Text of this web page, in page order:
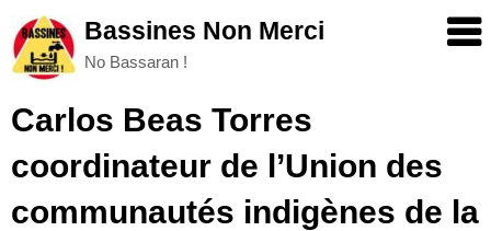
to
content
Bassines Non Merci
No Bassaran !
Carlos Beas Torres
coordinateur de l’Union des
communautés indigènes de la